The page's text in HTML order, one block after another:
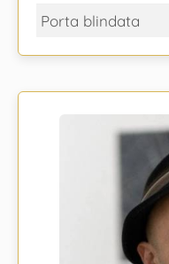
Porta blindata